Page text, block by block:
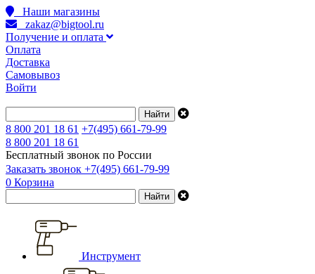
Наши магазины
zakaz@bigtool.ru
Получение и оплата
Оплата
Доставка
Самовывоз
Войти
8 800 201 18 61 +7(495) 661-79-99
8 800 201 18 61
Бесплатный звонок по России
Заказать звонок +7(495) 661-79-99
0 Корзина
Инструмент